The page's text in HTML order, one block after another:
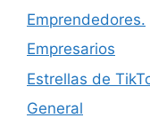
Emprendedores.
Empresarios
Estrellas de
General